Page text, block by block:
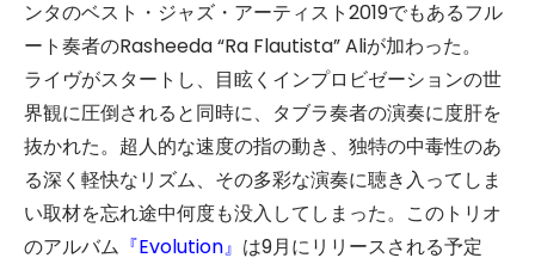
ンタのベスト・ジャズ・アーティスト2019でもあるフル
ート奏者のRasheeda “Ra Flautista” Aliが加わった。
ライヴがスタートし、目眩くインプロビゼーションの世
界観に圧倒されると同時に、タブラ奏者の演奏に度肝を
抜かれた。超人的な速度の指の動き、独特の中毒性のあ
る深く軽快なリズム、その多彩な演奏に聴き入ってしま
い取材を忘れ途中何度も没入してしまった。このトリオ
のアルバム 『Evolution』 は9月にリリースされる予定